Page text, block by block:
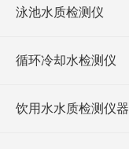
泳池水质检测仪
循环冷却水检测仪
饮用水水质检测仪器